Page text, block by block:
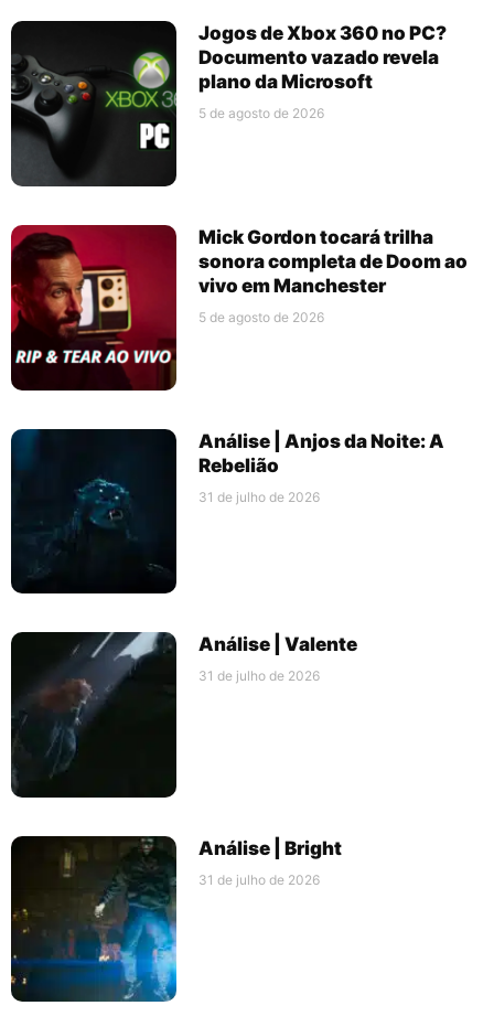
Jogos de Xbox 360 no PC?
Documento vazado revela
plano da Microsoft
5 de agosto de 2026
Mick Gordon tocará trilha
sonora completa de Doom ao
vivo em Manchester
5 de agosto de 2026
Análise | Anjos da Noite: A
Rebelião
31 de julho de 2026
Análise | Valente
31 de julho de 2026
Análise | Bright
31 de julho de 2026